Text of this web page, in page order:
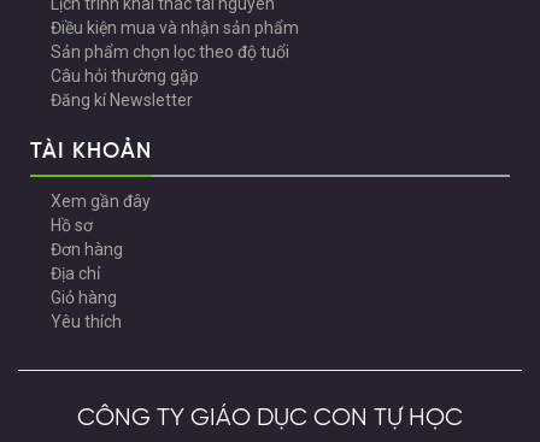
Điều kiện mua và nhận sản phẩm
Sản phẩm chọn lọc theo độ tuổi
Câu hỏi thường gặp
Đăng kí Newsletter
TÀI KHOẢN
Xem gần đây
Hồ sơ
Đơn hàng
Địa chỉ
Giỏ hàng
Yêu thích
CÔNG TY GIÁO DỤC CON TỰ HỌC